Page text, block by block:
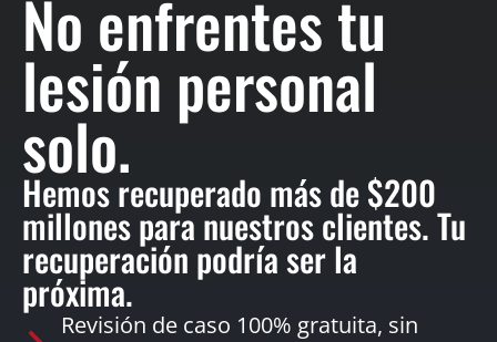
No enfrentes tu
lesión personal
solo.
Hemos recuperado más de $200
millones para nuestros clientes. Tu
recuperación podría ser la
próxima.
Revisión de caso 100% gratuita, sin